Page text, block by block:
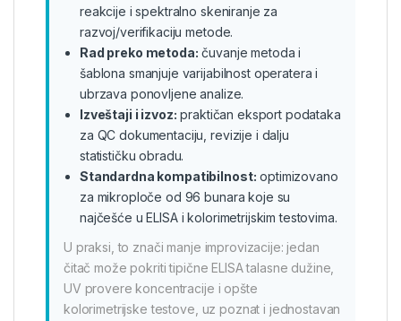
reakcije i spektralno skeniranje za
razvoj/verifikaciju metode.
Rad preko metoda: čuvanje metoda i
šablona smanjuje varijabilnost operatera i
ubrzava ponovljene analize.
Izveštaji i izvoz: praktičan eksport podataka
za QC dokumentaciju, revizije i dalju
statističku obradu.
Standardna kompatibilnost: optimizovano
za mikroploče od 96 bunara koje su
najčešće u ELISA i kolorimetrijskim testovima.
U praksi, to znači manje improvizacije: jedan
čitač može pokriti tipične ELISA talasne dužine,
UV provere koncentracije i opšte
kolorimetrijske testove, uz poznat i jednostavan